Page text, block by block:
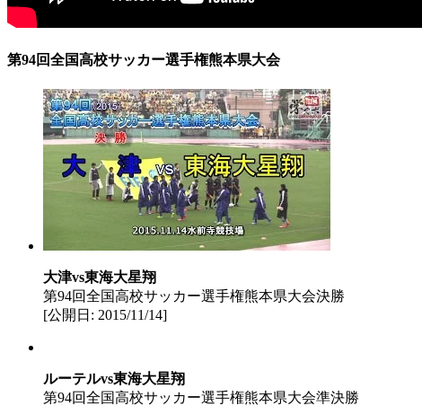
第94回全国高校サッカー選手権熊本県大会
大津vs東海大星翔
第94回全国高校サッカー選手権熊本県大会決勝
[公開日: 2015/11/14]
ルーテルvs東海大星翔
第94回全国高校サッカー選手権熊本県大会準決勝